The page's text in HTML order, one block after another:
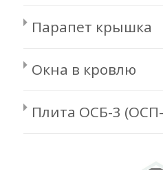
Парапет крышка
Окна в кровлю
Плита ОСБ-3